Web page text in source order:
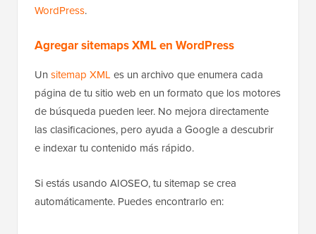
WordPress.
Agregar sitemaps XML en WordPress
Un sitemap XML es un archivo que enumera cada
página de tu sitio web en un formato que los motores
de búsqueda pueden leer. No mejora directamente
las clasificaciones, pero ayuda a Google a descubrir
e indexar tu contenido más rápido.
Si estás usando AIOSEO, tu sitemap se crea
automáticamente. Puedes encontrarlo en: